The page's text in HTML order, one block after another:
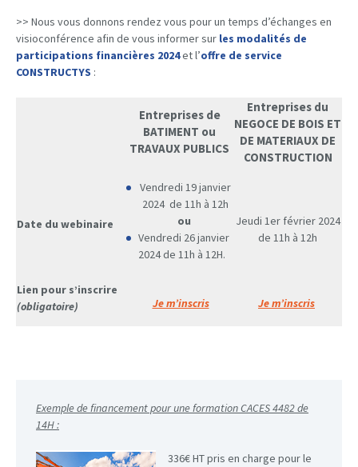
>> Nous vous donnons rendez vous pour un temps d’échanges en
visioconférence afin de vous informer sur les modalités de
participations financières 2024et l’offre de service
CONSTRUCTYS ​​​​ :
Entreprises de
BATIMENT ou
TRAVAUX PUBLICS
Entreprises du
NEGOCE DE BOIS ET
DE MATERIAUX DE
CONSTRUCTION
Date du webinaire
Vendredi 19 janvier
2024 de 11h à 12h
ou
Vendredi 26 janvier
2024 de 11h à 12H.
Jeudi 1er février 2024
de 11h à 12h
Lien pour s’inscrire
(obligatoire)
Je m’inscris Je m’inscris
Exemple de financement pour une formation CACES 4482 de
14H :
336€ HT pris en charge pour le